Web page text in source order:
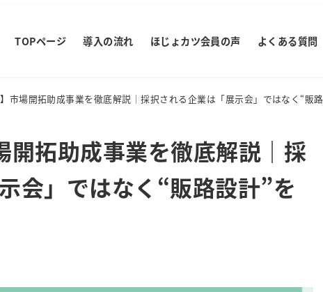
TOPページ 導入の流れ ほじょカツ会員の声 よくある質問
】市場開拓助成事業を徹底解説｜採択される企業は「展示会」ではなく“販
開拓助成事業を徹底解説｜採
会」ではなく“販路設計”を